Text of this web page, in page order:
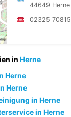
44649 Herne
02325 70815
inHerne
Herne
Herne
in Herne
in Herne